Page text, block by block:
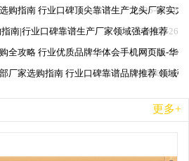
2026-06-26
购指南 行业口碑顶尖靠谱生产龙头厂家实力
2026-06-26
南|行业口碑靠谱生产厂家领域强者推荐
2026-06-26
全攻略 行业优质品牌华体会手机网页版-华
2026-06-26
厂家选购指南 行业口碑靠谱品牌推荐 领域
更多+